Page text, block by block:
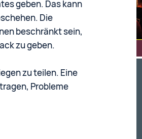
geben. Das kann
Die
beschränkt sein,
zu geben.
zu teilen. Eine
Probleme